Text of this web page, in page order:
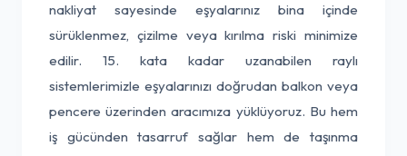
nakliyat sayesinde eşyalarınız bina içinde
sürüklenmez, çizilme veya kırılma riski minimize
edilir. 15. kata kadar uzanabilen raylı
sistemlerimizle eşyalarınızı doğrudan balkon veya
pencere üzerinden aracımıza yüklüyoruz. Bu hem
iş gücünden tasarruf sağlar hem de taşınma